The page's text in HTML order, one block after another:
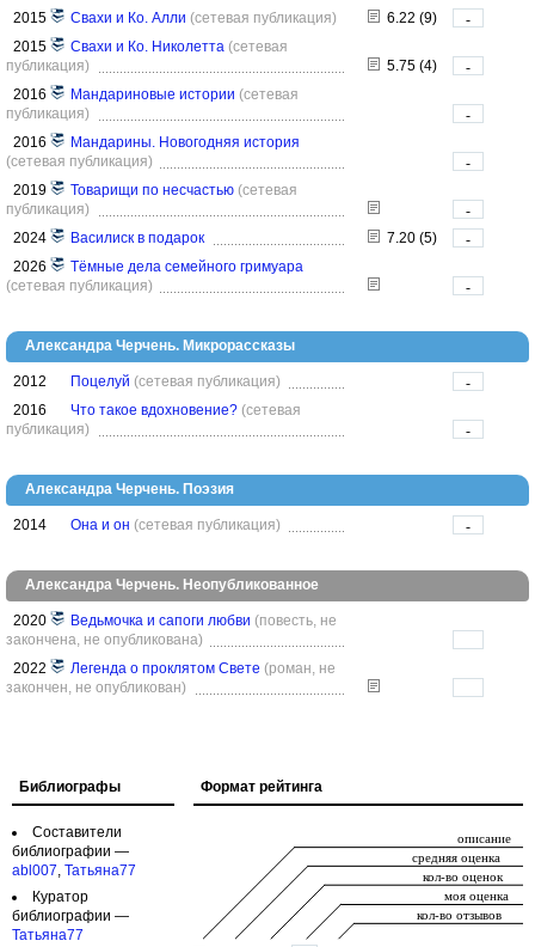
2015
Свахи и Ко. Алли (сетевая публикация) 6.22 (9)
-
2015
Свахи и Ко. Николетта (сетевая
публикация)
5.75 (4)
-
2016
Мандариновые истории (сетевая
публикация)
-
2016
Мандарины. Новогодняя история
(сетевая публикация)
-
2019
Товарищи по несчастью (сетевая
публикация)
-
2024
Василиск в подарок 7.20 (5)
-
2026
Тёмные дела семейного гримуара
(сетевая публикация)
-
Александра Черчень. Микрорассказы
2012 Поцелуй (сетевая публикация)
-
2016
Что такое вдохновение? (сетевая
публикация)
-
Александра Черчень. Поэзия
2014 Она и он (сетевая публикация) -
Александра Черчень. Неопубликованное
2020 Ведьмочка и сапоги любви (повесть, не
закончена, не опубликована)
2022
Легенда о проклятом Свете (роман, не
закончен, не опубликован)
Формат рейтинга
Библиографы
Составители
библиографии —
abl007, Татьяна77
Куратор
библиографии —
Татьяна77